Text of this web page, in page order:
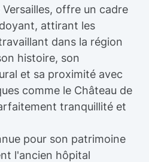
offre un cadre
attirant les
dans la région
histoire, son
et sa proximité avec
comme le Château de
tranquillité et
pour son patrimoine
l'ancien hôpital